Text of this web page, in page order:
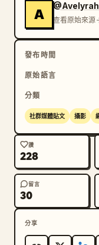
A
@Avelyrah
查看原始來源
發布時間
原始語言
分類
社群媒體貼文 攝影
讚
228
留言
30
分享